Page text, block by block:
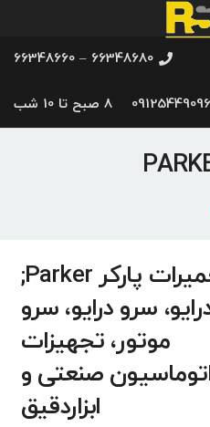
66348680 – 66348660
09125449096 8 صبح تا 10 شب
تعمیرات پارکر Parker;
سرو درایو، سرو
موتور، تجهیزات
صنعتی و
ابزاردقیق